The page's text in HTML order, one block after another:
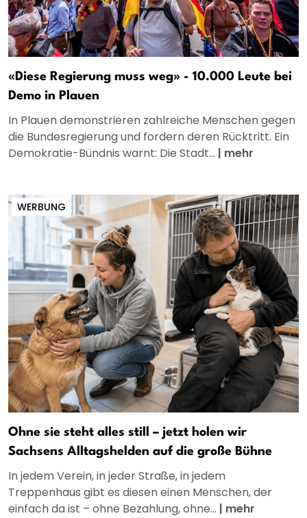
«Diese Regierung muss weg» - 10.000 Leute bei
Demo in Plauen
In Plauen demonstrieren zahlreiche Menschen gegen
die Bundesregierung und fordern deren Rücktritt. Ein
Demokratie-Bündnis warnt: Die Stadt... | mehr
WERBUNG
Ohne sie steht alles still – jetzt holen wir
Sachsens Alltagshelden auf die große Bühne
In jedem Verein, in jeder Straße, in jedem
Treppenhaus gibt es diesen einen Menschen, der
einfach da ist – ohne Bezahlung, ohne... | mehr